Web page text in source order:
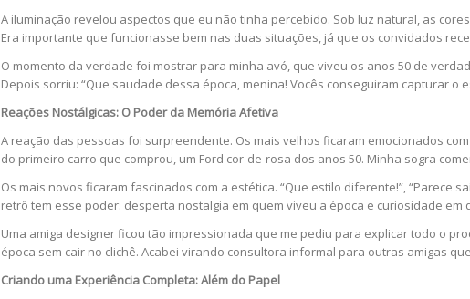
A iluminação revelou aspectos que eu não tinha percebido. Sob luz natural, as
Era importante que funcionasse bem nas duas situações, já que os convidados
O momento da verdade foi mostrar para minha avó, que viveu os anos 50 de
Depois sorriu: “Que saudade dessa época, menina! Vocês conseguiram capturar
Reações Nostálgicas: O Poder da Memória Afetiva
A reação das pessoas foi surpreendente. Os mais velhos ficaram emocionados
do primeiro carro que comprou, um Ford cor-de-rosa dos anos 50. Minha sogra
Os mais novos ficaram fascinados com a estética. “Que estilo diferente!”, “Parece
retrô tem esse poder: desperta nostalgia em quem viveu a época e curiosidade em
Uma amiga designer ficou tão impressionada que me pediu para explicar todo o
época sem cair no clichê. Acabei virando consultora informal para outras amigas
Criando uma Experiência Completa: Além do Papel